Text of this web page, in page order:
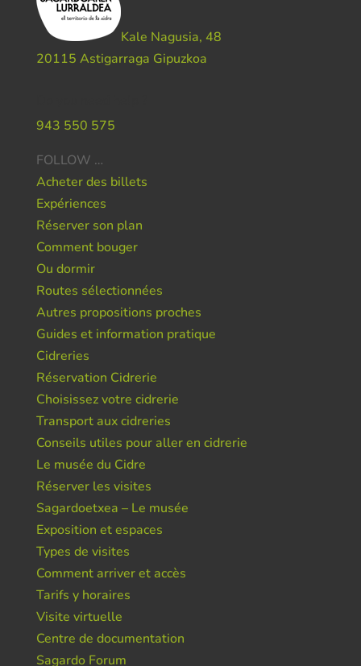
Kale Nagusia, 48
20115 Astigarraga Gipuzkoa
943 550 575
FOLLOW …
Acheter des billets
Expériences
Réserver son plan
Comment bouger
Ou dormir
Routes sélectionnées
Autres propositions proches
Guides et information pratique
Cidreries
Réservation Cidrerie
Choisissez votre cidrerie
Transport aux cidreries
Conseils utiles pour aller en cidrerie
Le musée du Cidre
Réserver les visites
Sagardoetxea – Le musée
Exposition et espaces
Types de visites
Comment arriver et accès
Tarifs y horaires
Visite virtuelle
Centre de documentation
Sagardo Forum